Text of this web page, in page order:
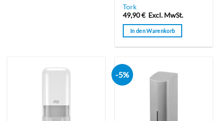
Bewertet
mit
0
von
5
Tork
49,90€ Excl. MwSt.
In den Warenkorb
-5%